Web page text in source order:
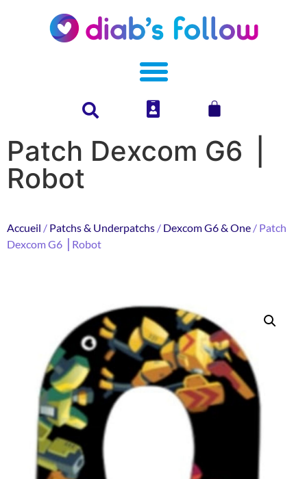
Patch Dexcom G6 ⎥
Robot
Accueil / Patchs & Underpatchs / Dexcom G6 & One / Patch
Dexcom G6 ⎥ Robot